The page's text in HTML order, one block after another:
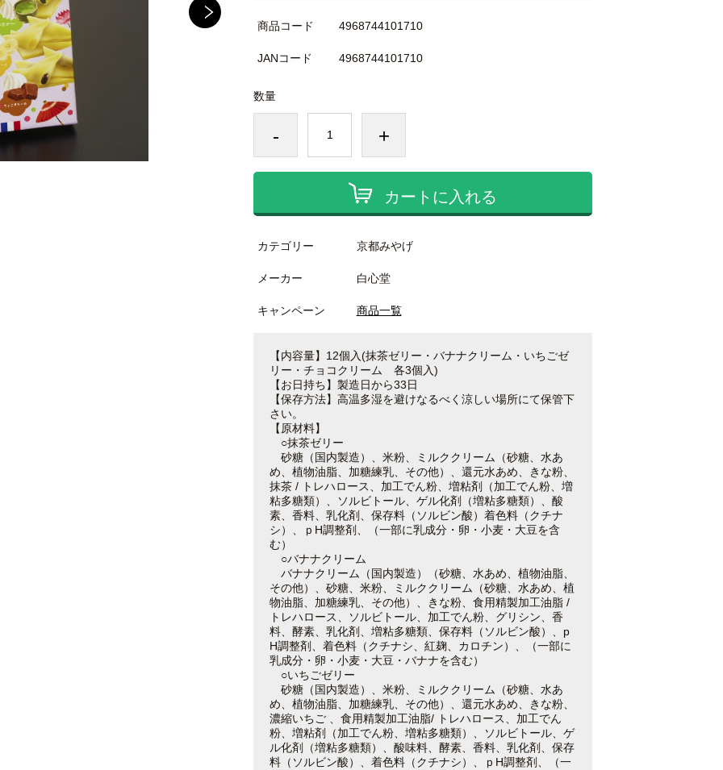
商品コード 4968744101710
JANコード 4968744101710
数量
- +
カートに入れる
カテゴリー 京都みやげ
メーカー 白心堂
キャンペーン 商品一覧
【内容量】12個入(抹茶ゼリー・バナナクリーム・いちごゼ
リー・チョコクリーム 各3個入)
【お日持ち】製造日から33日
【保存方法】高温多湿を避けなるべく涼しい場所にて保管下
さい。
【原材料】
○抹茶ゼリー
砂糖（国内製造）、米粉、ミルククリーム（砂糖、水あ
め、植物油脂、加糖練乳、その他）、還元水あめ、きな粉、
抹茶 / トレハロース、加工でん粉、増粘剤（加工でん粉、増
粘多糖類）、ソルビトール、ゲル化剤（増粘多糖類）、酸
素、香料、乳化剤、保存料（ソルビン酸）着色料（クチナ
シ）、ｐH調整剤、（一部に乳成分・卵・小麦・大豆を含
む）
○バナナクリーム
バナナクリーム（国内製造）（砂糖、水あめ、植物油脂、
その他）、砂糖、米粉、ミルククリーム（砂糖、水あめ、植
物油脂、加糖練乳、その他）、きな粉、食用精製加工油脂 /
トレハロース、ソルビトール、加工でん粉、グリシン、香
料、酵素、乳化剤、増粘多糖類、保存料（ソルビン酸）、p
H調整剤、着色料（クチナシ、紅麹、カロチン）、（一部に
乳成分・卵・小麦・大豆・バナナを含む）
○いちごゼリー
砂糖（国内製造）、米粉、ミルククリーム（砂糖、水あ
め、植物油脂、加糖練乳、その他）、還元水あめ、きな粉、
濃縮いちご 、食用精製加工油脂/ トレハロース、加工でん
粉、増粘剤（加工でん粉、増粘多糖類）、ソルビトール、ゲ
ル化剤（増粘多糖類）、酸味料、酵素、香料、乳化剤、保存
料（ソルビン酸）、着色料（クチナシ）、ｐH調整剤、（一